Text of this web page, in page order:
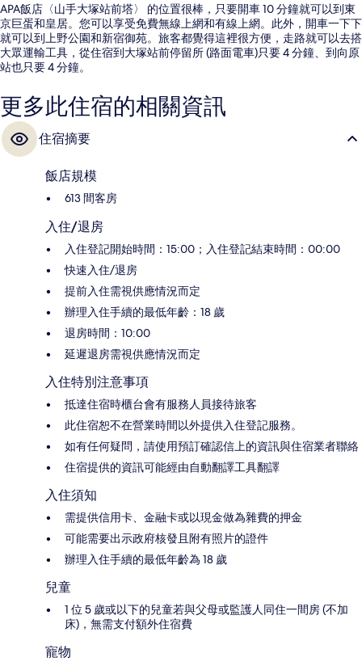
APA飯店〈山手大塚站前塔〉 的位置很棒，只要開車 10 分鐘就可以到東
京巨蛋和皇居。您可以享受免費無線上網和有線上網。此外，開車一下下
就可以到上野公園和新宿御苑。旅客都覺得這裡很方便，走路就可以去搭
大眾運輸工具，從住宿到大塚站前停留所 (路面電車)只要 4 分鐘、到向原
站也只要 4 分鐘。
更多此住宿的相關資訊
住宿摘要
飯店規模
613 間客房
入住/退房
入住登記開始時間：15:00；入住登記結束時間：00:00
快速入住/退房
提前入住需視供應情況而定
辦理入住手續的最低年齡：18 歲
退房時間：10:00
延遲退房需視供應情況而定
入住特別注意事項
抵達住宿時櫃台會有服務人員接待旅客
此住宿恕不在營業時間以外提供入住登記服務。
如有任何疑問，請使用預訂確認信上的資訊與住宿業者聯絡
住宿提供的資訊可能經由自動翻譯工具翻譯
入住須知
需提供信用卡、金融卡或以現金做為雜費的押金
可能需要出示政府核發且附有照片的證件
辦理入住手續的最低年齡為 18 歲
兒童
1 位 5 歲或以下的兒童若與父母或監護人同住一間房 (不加
床)，無需支付額外住宿費
寵物